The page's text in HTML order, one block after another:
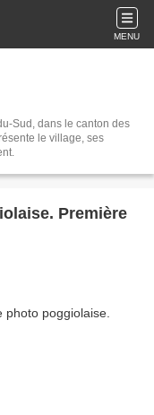
MENU
Sud, dans le canton des
le village, ses
Première